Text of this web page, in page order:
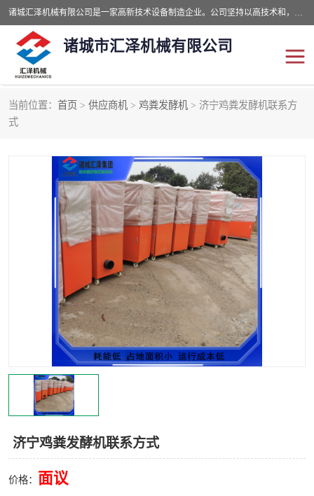
诸城汇泽机械有限公司是一家高新技术设备制造企业。公司坚持以高技术和，高服务于用户，以的环保机械制造设备赢的用户的信赖。现在主要生产死亡畜禽无害化处理和立式和卧式有机肥设备，搅拌机，烘干机，高温发酵机等。污水处理设备，固液分离机。气浮机，化制机等。公司秉承品质，用户至上，科技创新的经营理。
诸城市汇泽机械有限公司
当前位置： 首页 > 供应商机 > 鸡粪发酵机 > 济宁鸡粪发酵机联系方
式
济宁鸡粪发酵机联系方式
价格： 面议
鸡粪发酵机 有机肥设备
纳米膜好氧发酵堆肥机 粪污烘干酶体机
膜式堆肥机 纳米膜发酵
膜式发酵仓 分子膜堆肥仓
分子膜发酵堆肥设备